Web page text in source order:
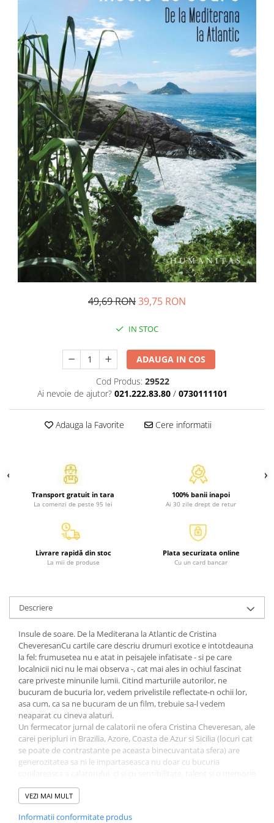
Resurse umane
Vanzari si marketing
Carte scolara
Atlase, dictionare si enciclopedii
Carte prescolara
Carte scolara
Dictionare de limba romana
Ghiduri de conversatie
Invatamant gimnazial
Invatamant primar
Invatarea limbilor straine
Liceu
Povesti si povestiri
Carti in limba engleza
Carti pentru copii
Activitati si jocuri pentru copii
Atlase, dictionare si enciclopedii
Povesti pentru copii
Povesti si povestiri
Dictionare si enciclopedii
Dictionare de limba romana
Dictionare tematice
Enciclopedii
Diete si fitness
Diete si alimentatie sanatoasa
Fitness si frumusete
Feng Shui
Sa nu razi :((
Drept
Legislatie
Fictiune
Actiune si Aventura
Actiune,aventura
Clasici
Crime, Thriller, Mistery
Istorica
Literatura de divertisment
49,69 RON39,75 RON
IN STOC
ADAUGA IN COS
Cod Produs: 29522
Ai nevoie de ajutor? 021.222.83.80 / 0730111101
Adauga la Favorite Cere informatii
Transport gratuit in tara
La comenzi de peste 95 lei
100% banii inapoi
Ai 30 zile drept de retur
Livrare rapidă din stoc
La mii de produse
Plata securizata online
Cu un card bancar
Descriere
Insule de soare. De la Mediterana la Atlantic de Cristina
CheveresanCu cartile care descriu drumuri exotice e intotdeauna
la fel: frumusetea nu e atat in peisajele infatisate - si pe care
localnicii nici nu le mai observa -, cat mai ales in ochiul fascinat
care priveste minunile lumii. Citind marturiile autorilor, ne
bucuram de bucuria lor, vedem privelistile reflectate-n ochii lor,
asa cum, ca sa ne bucuram de un film, trebuie sa-l vedem
neaparat cu cineva alaturi.
Un fermecator jurnal de calatorii ne ofera Cristina Cheveresan, ale
carei peripluri in Brazilia, Azore, Coasta de Azur si Sicilia (locuri cat
se poate de contrastante pe aceasta binecuvantata sfera) are
generozitatea sa ni le impartaseasca nu doar cu bucuria
aparent inepuizabila. Citindu-i cartea, locuri, oameni, cultura
populara si cultura inalta, valurile marilor si austeritatea stancilor
deschizi, se reliefeaza in trei dimensiuni castele, printese si
VEZI MAI MULT
Informatii conformitate produs